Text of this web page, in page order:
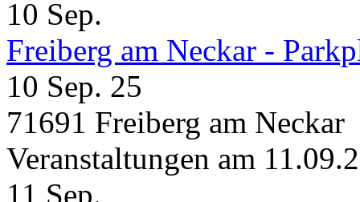
10 Sep.
Freiberg am Neckar -
10 Sep. 25
71691 Freiberg am Neckar
Veranstaltungen am
11 Sep.